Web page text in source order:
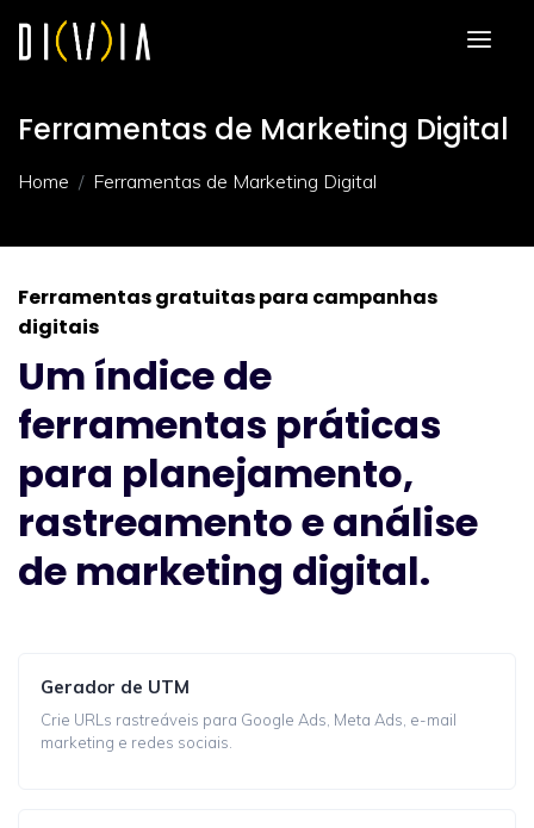
Ferramentas de Marketing Digital
Home Ferramentas de Marketing Digital
Ferramentas gratuitas para campanhas
digitais
Um índice de
ferramentas práticas
para planejamento,
rastreamento e análise
de marketing digital.
Gerador de UTM
Crie URLs rastreáveis para Google Ads, Meta Ads, e-mail
marketing e redes sociais.